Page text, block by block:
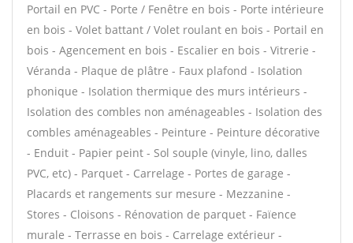
Portail en PVC - Porte / Fenêtre en bois - Porte intérieure
en bois - Volet battant / Volet roulant en bois - Portail en
bois - Agencement en bois - Escalier en bois - Vitrerie -
Véranda - Plaque de plâtre - Faux plafond - Isolation
phonique - Isolation thermique des murs intérieurs -
Isolation des combles non aménageables - Isolation des
combles aménageables - Peinture - Peinture décorative
- Enduit - Papier peint - Sol souple (vinyle, lino, dalles
PVC, etc) - Parquet - Carrelage - Portes de garage -
Placards et rangements sur mesure - Mezzanine -
Stores - Cloisons - Rénovation de parquet - Faïence
murale - Terrasse en bois - Carrelage extérieur -